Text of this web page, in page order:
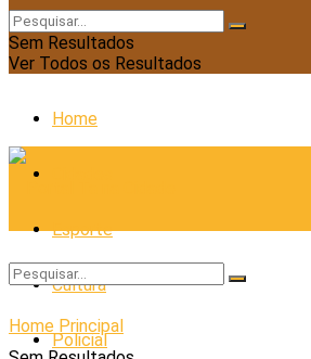
Sem Resultados
Ver Todos os Resultados
Home
Esporte
Cultura
Policial
Home Principal